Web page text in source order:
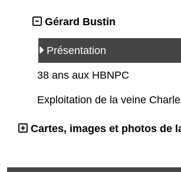
Gérard Bustin
Présentation
38 ans aux HBNPC
Exploitation de la veine
Cartes, images et photos de